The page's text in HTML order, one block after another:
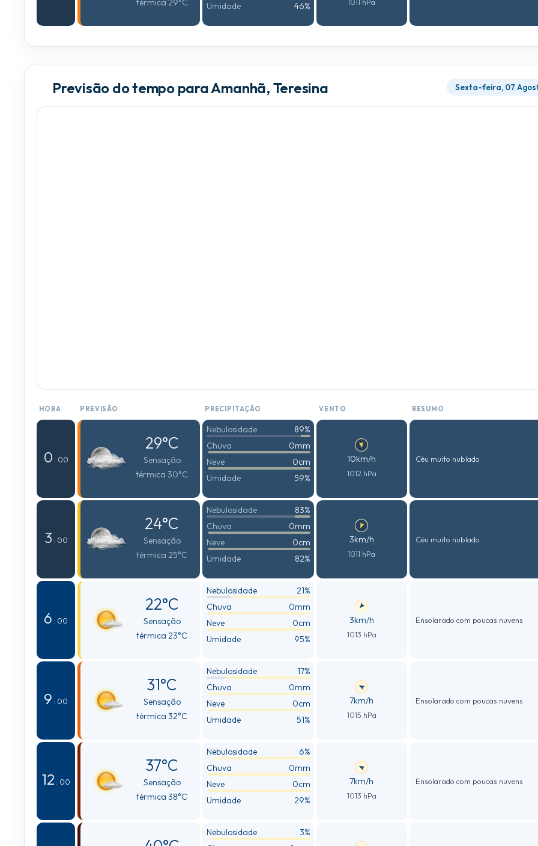
térmica 29°C
Umidade
46%
Previsão do tempo para Amanhã, Teresina Sexta-feira, 07
HORA PREVISÃO PRECIPITAÇÃO VENTO RESUMO
0 : 00
29°C
Sensação
térmica 30°C
Nebulosidade
89%
Chuva
0mm
Neve
0cm
Umidade
59%
10km/h
1012 hPa
Céu muito nublado
3 : 00
24°C
Sensação
térmica 25°C
Nebulosidade
83%
Chuva
0mm
Neve
0cm
Umidade
82%
3km/h
1011 hPa
Céu muito nublado
6 : 00
22°C
Sensação
térmica 23°C
Nebulosidade
21%
Chuva
0mm
Neve
0cm
Umidade
95%
3km/h
1013 hPa
Ensolarado com poucas nuvens
9 : 00
31°C
Sensação
térmica 32°C
Nebulosidade
17%
Chuva
0mm
Neve
0cm
Umidade
51%
7km/h
1015 hPa
Ensolarado com poucas nuvens
12 : 00
37°C
Sensação
térmica 38°C
Nebulosidade
6%
Chuva
0mm
Neve
0cm
Umidade
29%
7km/h
1013 hPa
Ensolarado com poucas nuvens
Nebulosidade
3%